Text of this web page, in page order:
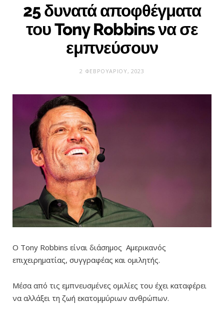
25 δυνατά αποφθέγματα
του Tony Robbins να σε
εμπνεύσουν
2 ΦΕΒΡΟΥΑΡΊΟΥ, 2023
Ο Tony Robbins είναι διάσημος Αμερικανός
επιχειρηματίας, συγγραφέας και ομιλητής.
Μέσα από τις εμπνευσμένες ομιλίες του έχει καταφέρει
να αλλάξει τη ζωή εκατομμύριων ανθρώπων.